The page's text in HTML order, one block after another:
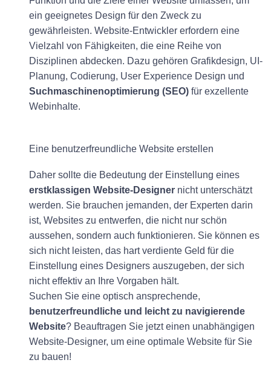
ein geeignetes Design für den Zweck zu
gewährleisten. Website-Entwickler erfordern eine
Vielzahl von Fähigkeiten, die eine Reihe von
Disziplinen abdecken. Dazu gehören Grafikdesign, UI-
Planung, Codierung, User Experience Design und
Suchmaschinenoptimierung (SEO) für exzellente
Webinhalte.
Eine benutzerfreundliche Website erstellen
Daher sollte die Bedeutung der Einstellung eines
erstklassigen Website-Designer nicht unterschätzt
werden. Sie brauchen jemanden, der Experten darin
ist, Websites zu entwerfen, die nicht nur schön
aussehen, sondern auch funktionieren. Sie können es
sich nicht leisten, das hart verdiente Geld für die
Einstellung eines Designers auszugeben, der sich
nicht effektiv an Ihre Vorgaben hält.
Suchen Sie eine optisch ansprechende,
benutzerfreundliche und leicht zu navigierende
Website? Beauftragen Sie jetzt einen unabhängigen
Website-Designer, um eine optimale Website für Sie
zu bauen!